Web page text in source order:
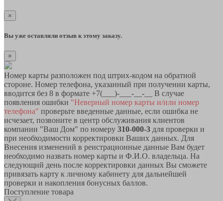
×
Вы уже оставляли отзыв к этому заказу.
×
Номер карты разположен под штрих-кодом на обратной
стороне. Номер телефона, указанный при получении карты,
вводится без 8 в формате +7(___)-___-__-__ В случае
появления ошибки "Неверный номер карты и/или номер
телефона" проверьте введенные данные, если ошибка не
исчезает, позвоните в центр обслуживания клиентов
компании "Ваш Дом" по номеру 310-000-3 для проверки и
при необходимости корректировки Ваших данных. Для
Внесения изменений в реистрационные данные Вам будет
необходимо назвать номер карты и Ф.И.О. владельца. На
следующий день после корректировки данных Вы сможете
привязать карту к личному кабинету для дальнейшей
проверки и накопления бонусных баллов.
Поступление товара